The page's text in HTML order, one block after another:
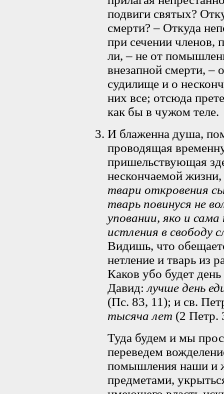
подвиги святых?
смерти? – Откуда
при сечении членов,
ли, – не от
внезапной смерти, –
судилище и о
них все; отсюда
как бы в чужом теле.
И блаженна душа,
проводящая
пришельствующая
нескончаемой
твари откровения
тварь повинуся не
уповании, яко и
истления в свободу
Видишь, что
нетление и тварь из
Каков убо будет
Давид:лучше день
(Пс. 83, 11); и св.
тысяча лет (2 Петр.
Туда будем и мы
переведем
помышления наши и
предметами,